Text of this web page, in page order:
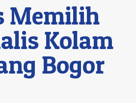
Memilih
Kolam
Bogor